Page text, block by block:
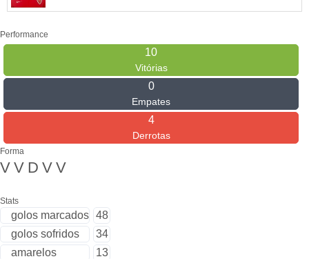
Performance
10
Vitórias
0
Empates
4
Derrotas
Forma
V V D V V
Stats
golos marcados 48
golos sofridos
34
amarelos
13